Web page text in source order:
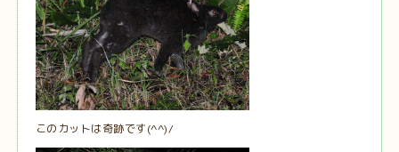
このカットは奇跡です(^^)/